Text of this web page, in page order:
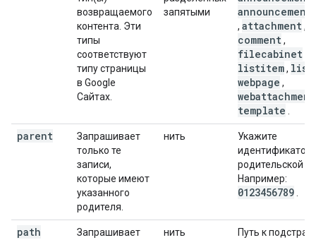
возвращаемого
контента. Эти
типы
соответствуют
типу страницы
в Google
Сайтах.
запятыми
, attachment,
comment,
filecabinet
listitem,
webpage ,
webattachment
template
parent
Запрашивает
только те
записи,
которые имеют
указанного
родителя.
нить
Укажите
идентификатор
родительской
Например:
0123456789
path
Запрашивает
нить
Путь к